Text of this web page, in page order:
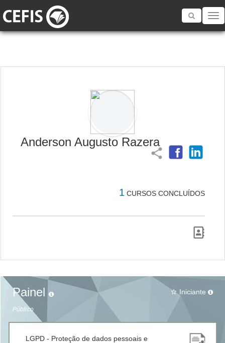
Toggle
Anderson Augusto Razera
share
1 CURSOS CONCLUÍDOS
Painel
Público
star_border Iniciante
LGPD - Proteção de dados pessoais e